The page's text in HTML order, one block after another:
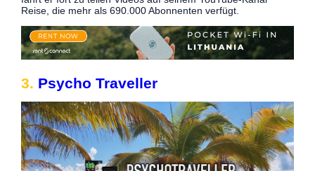
Reise, die mehr als 690.000 Abonnenten verfügt.
3. Psycho Traveller